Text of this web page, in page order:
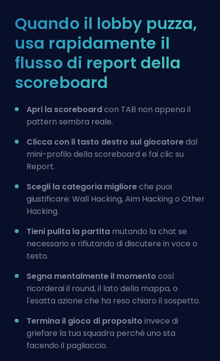
Quando il lobby puzza,
usa rapidamente il
flusso di report della
scoreboard
Apri la scoreboardcon TAB non appena il
pattern sembra reale.
Clicca con il tasto destro sul giocatoredal
mini-profilo della scoreboard e fai clic su
Report.
Scegli la categoria miglioreche puoi
giustificare: Wall Hacking, Aim Hacking o Other
Hacking.
Tieni pulita la partita mutando la chat se
necessario e rifiutando di discutere in voce o
testo.
Segna mentalmente il momento così
ricorderai il round, il lato della mappa, o
l'esatta azione che ha reso chiaro il sospetto.
Termina il gioco di proposito invece di
griefare la tua squadra perché uno sta
facendo il pagliaccio.